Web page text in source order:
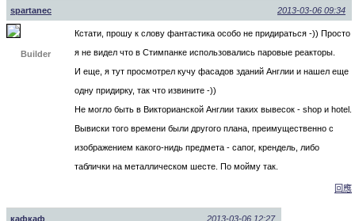
spartanec 2013-03-06 09:34
Builder
Кстати, прошу к слову фантастика особо не придираться -)) Просто
я не видел что в Стимпанке использовались паровые реакторы.
И еще, я тут просмотрел кучу фасадов зданий Англии и нашел еще
одну придирку, так что извините -))
Не могло быть в Викторианской Англии таких вывесок - shop и hotel.
Вывиски того времени были другого плана, преимущественно с
изображением какого-нидь предмета - сапог, крендель, либо
таблички на металлическом шесте. По мойму так.
回應
кафкаф 2013-03-06 12:27